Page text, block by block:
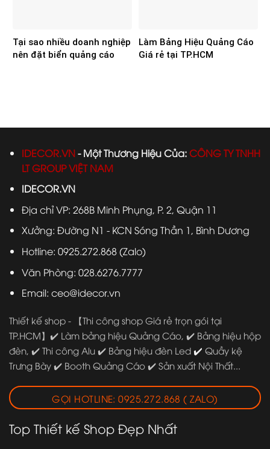
Tại sao nhiều doanh nghiệp
nên đặt biển quảng cáo
Làm Bảng Hiệu Quảng Cáo
Giá rẻ tại TP.HCM
IDECOR.VN- MộtThương Hiệu Của:CÔNG TY TNHH
LT GROUP VIỆT NAM
IDECOR.VN
Địa chỉ VP: 268B Minh Phụng, P. 2, Quận 11
Xưởng: Đường N1 - KCN Sóng Thần 1, Bình Dương
Hotline: 0925.272.868 (Zalo)
Văn Phòng: 028.6276.7777
Email: ceo@idecor.vn
Thiết kế shop -
【Thi công shop Giá rẻ trọn gói tại
TP.HCM】✔️ Làm bảng hiệu Quảng Cáo, ✔️ Bảng hiệu hộp
đèn, ✔️ Thi công Alu ✔️ Bảng hiệu đèn Led ✔️ Quầy kệ
Trưng Bày ✔️ Booth Quảng Cáo ✔️ Sản xuất Nội Thất...
GỌI HOTLINE: 0925.272.868 ( ZALO)
Top Thiết kế Shop Đẹp Nhất